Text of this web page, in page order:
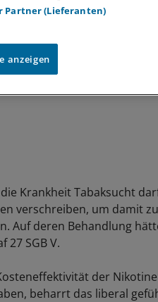
Krankheit Tabaksucht
verschreiben, um damit
Auf deren Behandlung
27 SGB V.
der
beharrt das liberal
Partner (Lieferanten)
anzeigen